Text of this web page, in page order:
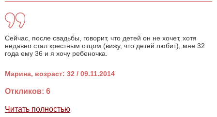
Сейчас, после свадьбы, говорит, что детей он не хочет, хотя
недавно стал крестным отцом (вижу, что детей любит), мне 32
года ему 36 и я хочу ребеночка.
Марина, возраст: 32 / 09.11.2014
Откликов: 6
Читать полностью